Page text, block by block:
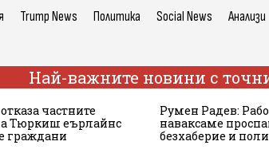
Trump News Политика Social News Анализи
Най-важните новини с
частните
Тюркиш еърлайнс
граждани
Румен Радев:
наваксаме
безхаберие и